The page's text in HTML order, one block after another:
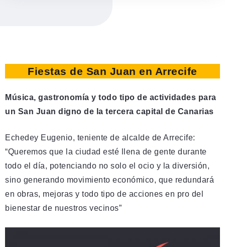
Fiestas de San Juan en Arrecife
Música, gastronomía y todo tipo de actividades para
un San Juan digno de la tercera capital de Canarias
Echedey Eugenio, teniente de alcalde de Arrecife:
“Queremos que la ciudad esté llena de gente durante
todo el día, potenciando no solo el ocio y la diversión,
sino generando movimiento económico, que redundará
en obras, mejoras y todo tipo de acciones en pro del
bienestar de nuestros vecinos”